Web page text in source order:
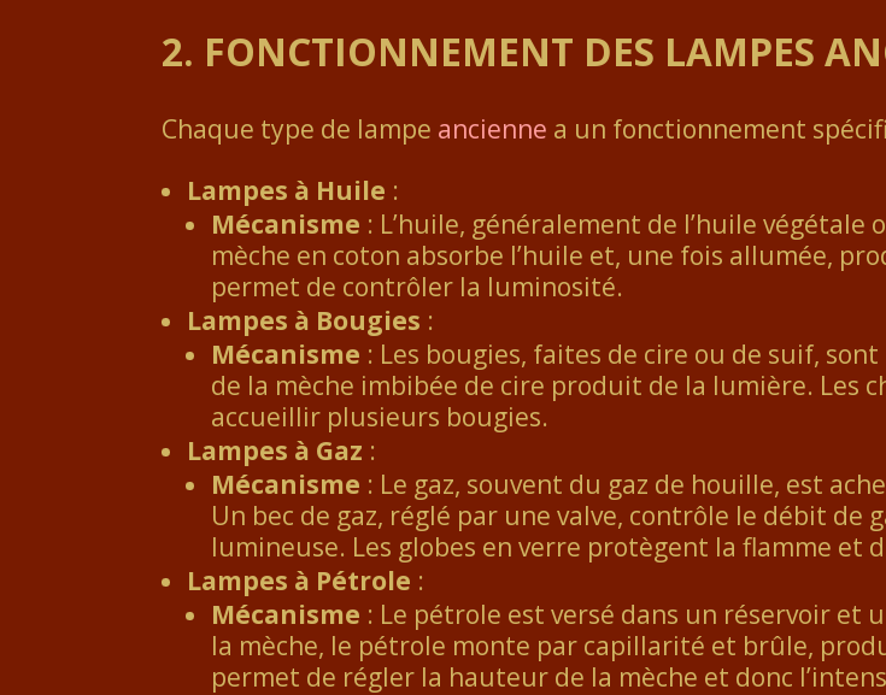
2. FONCTIONNEMENT DES LAMPES
Chaque type de lampe ancienne a un fonctionnement
Lampes à Huile :
Mécanisme : L’huile, généralement de l’huile
mèche en coton absorbe l’huile et, une fois allumée,
permet de contrôler la luminosité.
Lampes à Bougies :
Mécanisme : Les bougies, faites de cire ou de suif,
de la mèche imbibée de cire produit de la lumière. Les
accueillir plusieurs bougies.
Lampes à Gaz :
Mécanisme : Le gaz, souvent du gaz de houille, est
Un bec de gaz, réglé par une valve, contrôle le débit
lumineuse. Les globes en verre protègent la flamme et
Lampes à Pétrole :
Mécanisme : Le pétrole est versé dans un réservoir et
la mèche, le pétrole monte par capillarité et brûle,
permet de régler la hauteur de la mèche et donc